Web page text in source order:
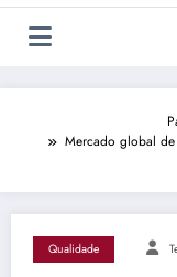
Mercado global
Qualidade